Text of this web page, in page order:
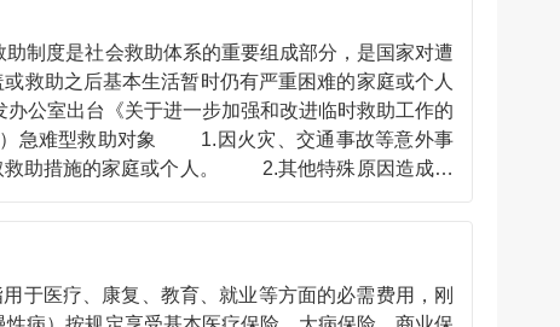
制度是社会救助体系的重要组成部分，是国家对遭
救助之后基本生活暂时仍有严重困难的家庭或个人
公室出台《关于进一步加强和改进临时救助工作的
急难型救助对象 1.因火灾、交通事故等意外事
救助措施的家庭或个人。 2.其他特殊原因造成基
一步细化明确临时救助适用范围和救助对象认定
询济源市民政局社会救助科：0391—6686113
医疗、康复、教育、就业等方面的必需费用，刚